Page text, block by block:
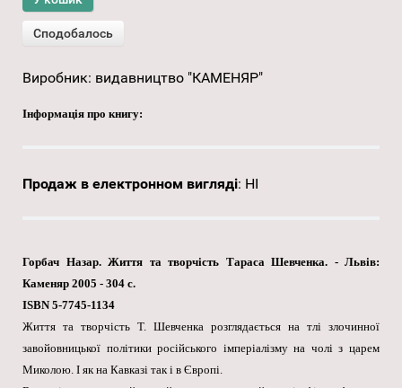
Виробник: видавництво "КАМЕНЯР"
Інформація про книгу:
Продаж в електронном вигляді: НІ
Горбач Назар. Життя та творчість Тараса Шевченка. - Львів:
Каменяр 2005 - 304 с.
ISBN 5-7745-1134
Життя та творчість Т. Шевченка розглядається на тлі злочинної
завойовницької політики російського імперіалізму на чолі з царем
Миколою. І як на Кавказі так і в Європі.